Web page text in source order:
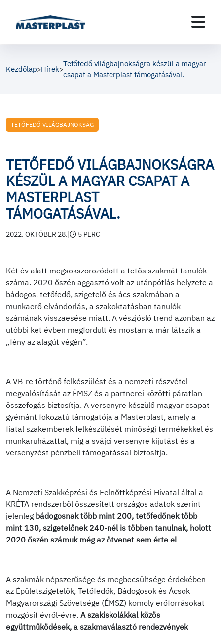
Kezdőlap>Hírek>
Tetőfedő világbajnokságra készül a magyar
csapat a Masterplast támogatásával.
TETŐFEDŐ VILÁGBAJNOKSÁG
TETŐFEDŐ VILÁGBAJNOKSÁGRA
KÉSZÜL A MAGYAR CSAPAT A
MASTERPLAST
TÁMOGATÁSÁVAL.
2022. OKTÓBER 28.| 5 PERC
Két év alatt megsokszorozódott a tetős szakmát tanulók
száma. 2020 őszén aggasztó volt az utánpótlás helyzete a
bádogos, tetőfedő, szigetelő és ács szakmában a
munkaerő elvándorlás, a szakoktatásban tanulók
számának visszaesése miatt. A vészjósló trend azonban az
utóbbi két évben megfordult és mostanra már látszik a
„fény az alagút végén”.
A VB-re történő felkészülést és a nemzeti részvétel
megvalósítását az ÉMSZ és a partnerei közötti páratlan
összefogás biztosítja. A versenyre készülő magyar csapat
gyémánt fokozatú támogatója a Masterplast, amely a
fiatal szakemberek felkészülését minőségi termékekkel és
munkaruházattal, míg a svájci versenyre kijutást és a
versenyzést pénzbeli támogatással biztosítja.
A Nemzeti Szakképzési és Felnőttképzési Hivatal által a
KRÉTA rendszerből összesített országos adatok szerint
jelenleg bádogosnak több mint 200, tetőfedőnek több
mint 130, szigetelőnek 240-nél is többen tanulnak, holott
2020 őszén számuk még az ötvenet sem érte el.
A szakmák népszerűsége és megbecsültsége érdekében
az Épületszigetelők, Tetőfedők, Bádogosok és Ácsok
Magyarországi Szövetsége (ÉMSZ) komoly erőforrásokat
mozgósít évről-évre. A szakiskolákkal közös
együttműködések, a szakmaválasztó rendezvények